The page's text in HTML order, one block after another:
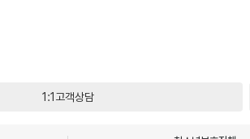
1:1고객상담